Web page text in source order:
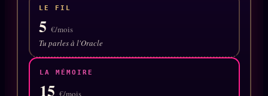
LIVRES
KÉTAMINE
BRAQUAGE
LE FIL
5 €/mois
Tu parles à l'Oracle
LA MÉMOIRE
15 €/mois